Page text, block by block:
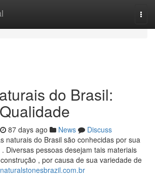
do Brasil:
87 days ago News
Discuss
naturais do Brasil são conhecidas por sua
Diversas pessoas desejam tais materiais
, por causa de sua variedade de